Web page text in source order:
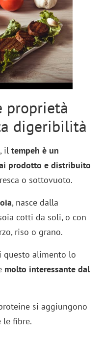
proprietà
digeribilità
iltempeh è un
prodotto e distribuito
o sottovuoto.
, nasce dalla
cotti da soli, o con
riso o grano.
questo alimento lo
molto interessante dal
si aggiungono
le fibre.